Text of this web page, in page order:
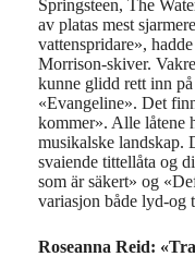
Springsteen, The
av platas mest
vattenspridare»,
Morrison-skiver.
kunne glidd rett inn
«Evangeline». Det
kommer». Alle låtene
musikalske landskap.
svaiende tittellåta og
som är säkert» og
variasjon både lyd-og
Roseanna Reid: